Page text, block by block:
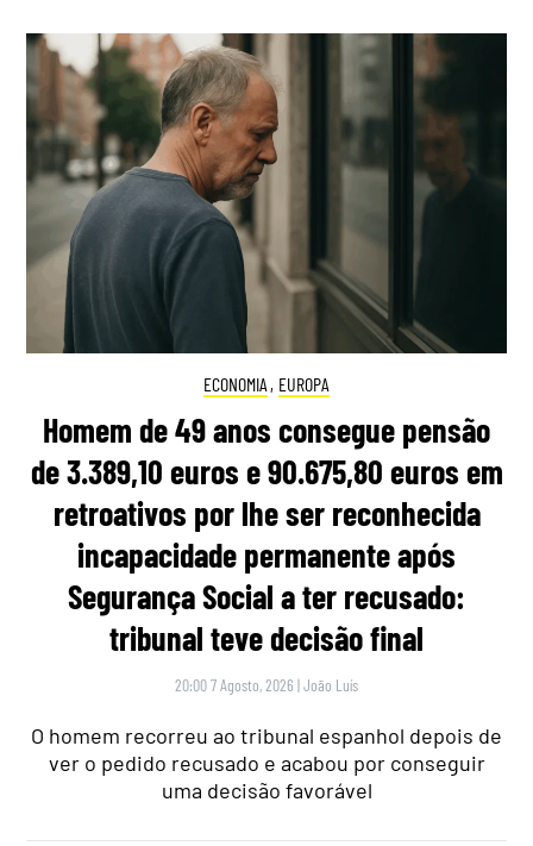
ECONOMIA , EUROPA
Homem de 49 anos consegue pensão
de 3.389,10 euros e 90.675,80 euros em
retroativos por lhe ser reconhecida
incapacidade permanente após
Segurança Social a ter recusado:
tribunal teve decisão final
20:00 7 Agosto, 2026 |João Luís
O homem recorreu ao tribunal espanhol depois de
ver o pedido recusado e acabou por conseguir
uma decisão favorável